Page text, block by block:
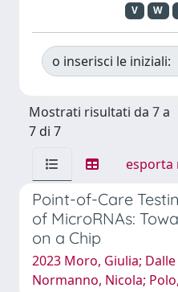
V
W
o inserisci le iniziali:
Mostrati risultati da 7 a
7 di 7
esporta
Point-of-Care
of MicroRNAs:
on a Chip
2023 Moro, Giulia;
Normanno, Nicola;